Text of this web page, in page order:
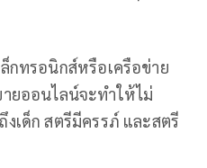
กทรอนิกส์หรือเครือข่าย
ยออนไลน์จะทำให้ไม่
งเด็ก สตรีมีครรภ์ และสตรี